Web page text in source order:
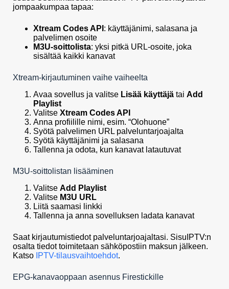
jompaakumpaa tapaa:
Xtream Codes API : käyttäjänimi, salasana ja
palvelimen osoite
M3U-soittolista: yksi pitkä URL-osoite, joka
sisältää kaikki kanavat
Xtream-kirjautuminen vaihe vaiheelta
Avaa sovellus ja valitse Lisää käyttäjä tai Add
Playlist
Valitse Xtream Codes API
Anna profiilille nimi, esim. “Olohuone”
Syötä palvelimen URL palveluntarjoajalta
Syötä käyttäjänimi ja salasana
Tallenna ja odota, kun kanavat latautuvat
M3U-soittolistan lisääminen
Valitse Add Playlist
Valitse M3U URL
Liitä saamasi linkki
Tallenna ja anna sovelluksen ladata kanavat
Saat kirjautumistiedot palveluntarjoajaltasi. SisuIPTV:n
osalta tiedot toimitetaan sähköpostiin maksun jälkeen.
Katso IPTV-tilausvaihtoehdot.
EPG-kanavaoppaan asennus Firestickille